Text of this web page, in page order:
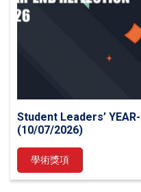
Student Leaders’
(10/07/2026)
學術獎項